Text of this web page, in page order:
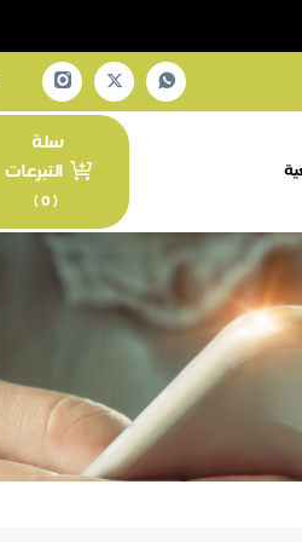
سلة
التبرعات
(
0
)